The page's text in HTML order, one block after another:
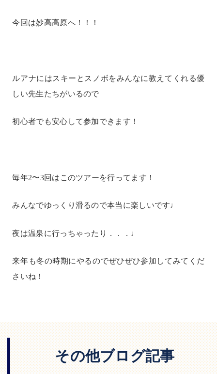
今回は妙高高原へ！！！
ルアナにはスキーとスノボをみんなに教えてくれる優
しい先生たちがいるので
初心者でも安心して参加できます！
毎年2〜3回はこのツアーを行ってます！
みんなでゆっくり滑るので本当に楽しいです♩
夜は温泉に行っちゃったり．．．♩
来年も冬の時期にやるのでぜひぜひ参加してみてくだ
さいね！
その他ブログ記事